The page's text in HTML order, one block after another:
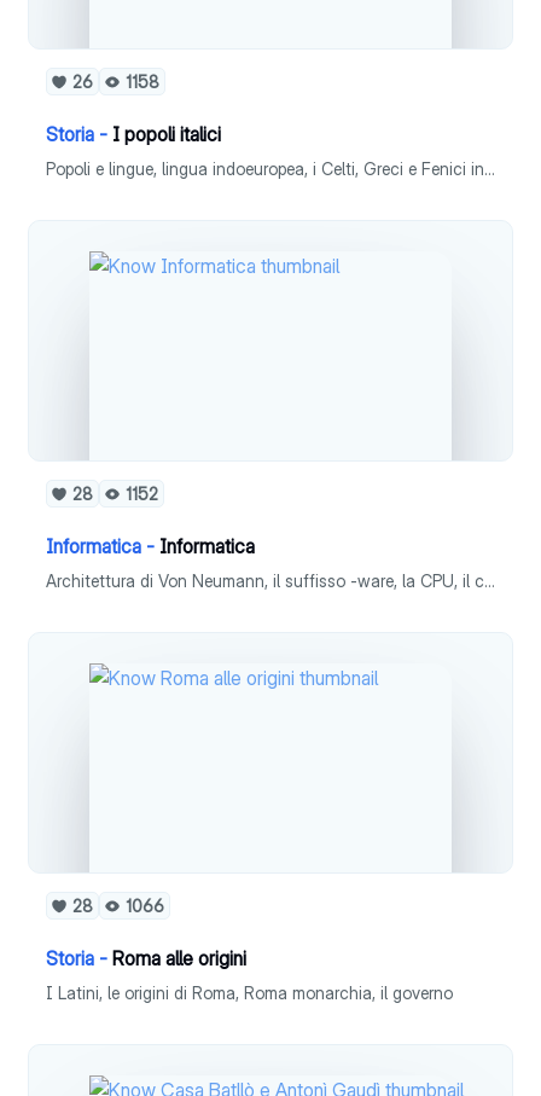
26 1158
Storia - I popoli italici
Popoli e lingue, lingua indoeuropea, i Celti, Greci e Fenici in Italia, le scuole filosofiche
28 1152
Informatica - Informatica
Architettura di Von Neumann, il suffisso -ware, la CPU, il ciclo di istruzione, i processori multi-core
28 1066
Storia - Roma alle origini
I Latini, le origini di Roma, Roma monarchia, il governo